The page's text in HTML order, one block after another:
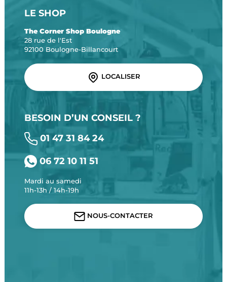
LE SHOP
The Corner Shop Boulogne
28 rue de l'Est
92100 Boulogne-Billancourt
LOCALISER
BESOIN D’UN CONSEIL ?
01 47 31 84 24
06 72 10 11 51
Mardi au samedi
11h-13h / 14h-19h
NOUS-CONTACTER